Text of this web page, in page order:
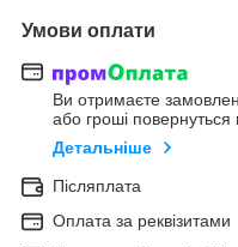
Умови оплати
Ви отримаєте
або гроші повернуться
Детальніше
Післяплата
Оплата за реквізитами